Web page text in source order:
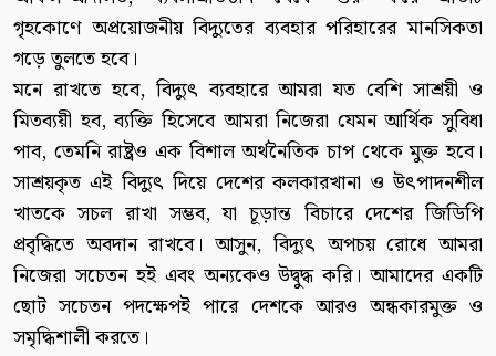
গৃহকোণে অপ্রয়োজনীয় বিদ্যুতের ব্যবহার পরিহারের মানসিকতা
গড়ে তুলতে হবে।
মনে রাখতে হবে, বিদ্যুৎ ব্যবহারে আমরা যত বেশি সাশ্রয়ী ও
মিতব্যয়ী হব, ব্যক্তি হিসেবে আমরা নিজেরা যেমন আর্থিক সুবিধা
পাব, তেমনি রাষ্ট্রও এক বিশাল অর্থনৈতিক চাপ থেকে মুক্ত হবে।
সাশ্রয়কৃত এই বিদ্যুৎ দিয়ে দেশের কলকারখানা ও উৎপাদনশীল
খাতকে সচল রাখা সম্ভব, যা চূড়ান্ত বিচারে দেশের জিডিপি
প্রবৃদ্ধিতে অবদান রাখবে। আসুন, বিদ্যুৎ অপচয় রোধে আমরা
নিজেরা সচেতন হই এবং অন্যকেও উদ্বুদ্ধ করি। আমাদের একটি
ছোট সচেতন পদক্ষেপই পারে দেশকে আরও অন্ধকারমুক্ত ও
সমৃদ্ধিশালী করতে।